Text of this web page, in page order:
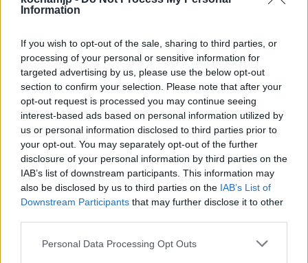
Information
If you wish to opt-out of the sale, sharing to third parties, or
processing of your personal or sensitive information for
targeted advertising by us, please use the below opt-out
section to confirm your selection. Please note that after your
opt-out request is processed you may continue seeing
interest-based ads based on personal information utilized by
us or personal information disclosed to third parties prior to
your opt-out. You may separately opt-out of the further
disclosure of your personal information by third parties on the
IAB’s list of downstream participants. This information may
also be disclosed by us to third parties on the IAB’s List of
Downstream Participants that may further disclose it to other
Personal Data Processing Opt Outs
samym czytelnikowi skomplikowana
problematykę utworu. Pozornie proste dzieło
okazuje się poruszać skomplikowane
zagadnienia dotyczące wartości wielu rzeczy
oraz poczucia tożsamości, które budować
można w oparciu o często zaskakujące
elementy. Tytułowe miejsce jest więc
obiektem pogłębionej refleksji narratora.
Sprawdź także: